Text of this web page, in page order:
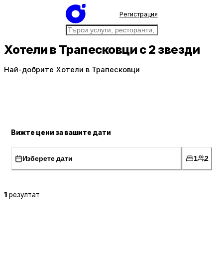
Регистрация
Хотели в Трапесковци с 2 звезди
Най-добрите Хотели в Трапесковци
Вижте цени за вашите дати
Изберете дати 1 2
1 резултат